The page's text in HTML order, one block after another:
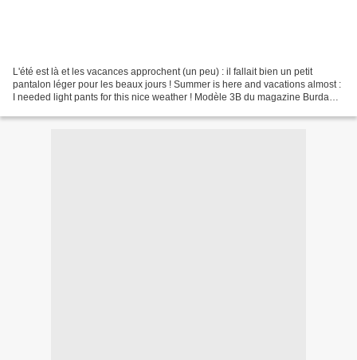
L'été est là et les vacances approchent (un peu) : il fallait bien un petit
pantalon léger pour les beaux jours ! Summer is here and vacations almost :
I needed light pants for this nice weather ! Modèle 3B du magazine Burda